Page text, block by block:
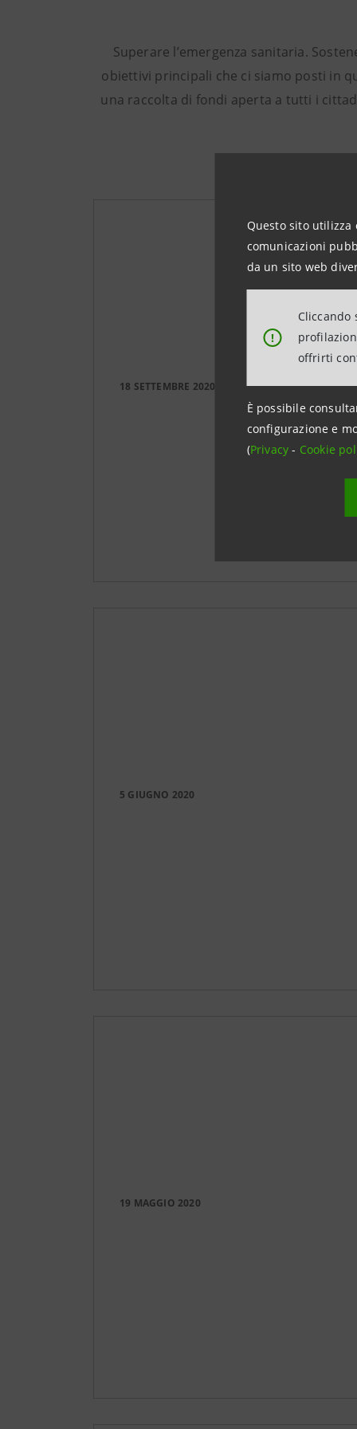
Questo sito utilizza
comunicazioni
da un sito web
!
Cliccando
offrirti
È possibile
configurazione e
(Privacy- Cookie
Superare l’emergenza sanitaria.
obiettivi principali che ci siamo posti in
una raccolta di fondi aperta a tutti i
18 SETTEMBRE 2020
5 GIUGNO 2020
19 MAGGIO 2020